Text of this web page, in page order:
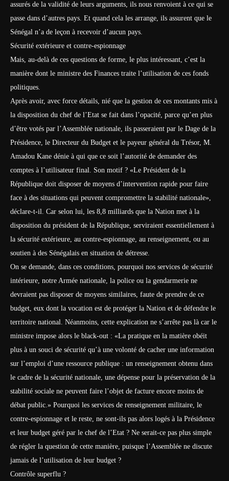
assurés de la validité de leurs arguments, ils nous renvoient à ce qui se
passe dans d’autres pays. Et quand cela les arrange, ils assurent que le
Sénégal n’a de leçon à recevoir d’aucun pays.
Sécurité extérieure et contre-espionnage
Mais, au-delà de ces questions de forme, le plus intéressant, c’est la
manière dont le ministre des Fi­nan­ces traite l’utilisation de ces fonds
politiques.
Après avoir, avec force détails, nié que la gestion de ces montants mis à
la disposition du chef de l’Etat se fait dans l’opacité, parce qu’en plus
d’être votés par l’Assemblée nationale, ils passeraient par le Dage de la
Présidence, le Directeur du Budget et le payeur général du Trésor, M.
Amadou Kane dénie à qui que ce soit l’autorité de demander des
comptes à l’utilisateur final. Son motif ? «Le Président de la
République doit disposer de moyens d’intervention rapide pour faire
face à des situations qui peuvent compromettre la stabilité nationale»,
déclare-t-il. Car selon lui, les 8,8 milliards que la Nation met à la
disposition du président de la République, serviraient essentiellement à
la sécurité extérieure, au contre-espionnage, au renseignement, ou au
soutien à des Sénégalais en situation de détresse.
On se demande, dans ces conditions, pourquoi nos services de sécurité
intérieure, notre Armée nationale, la police ou la gendarmerie ne
devraient pas disposer de moyens similaires, faute de prendre de ce
budget, eux dont la vocation est de protéger la Nation et de défendre le
territoire national. Néanmoins, cette explication ne s’arrête pas là car le
ministre impose alors le black-out : «La pratique en la matière obéit
plus à un souci de sécurité qu’à une volonté de cacher une information
sur l’emploi d’une ressource publique : un renseignement obtenu dans
le cadre de la sécurité nationale, une dépense pour la préservation de la
stabilité sociale ne peuvent faire l’objet de facture encore moins de
débat public.» Pourquoi les services de renseignement militaire, le
contre-espionnage et le reste, ne sont-ils pas alors logés à la Prési­dence
et leur budget géré par le chef de l’Etat ? Ne serait-ce pas plus simple
de régler la question de cette manière, puisque l’Assemblée ne discute
jamais de l’utilisation de leur budget ?
Contrôle superflu ?